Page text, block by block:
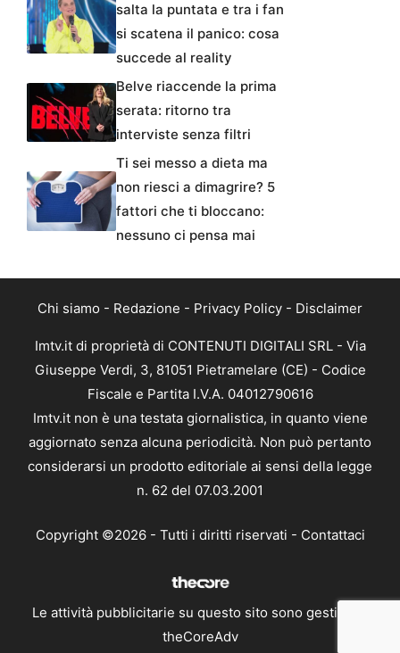
salta la puntata e tra i fan
si scatena il panico: cosa
succede al reality
Belve riaccende la prima
serata: ritorno tra
interviste senza filtri
Ti sei messo a dieta ma
non riesci a dimagrire? 5
fattori che ti bloccano:
nessuno ci pensa mai
Chi siamo - Redazione - Privacy Policy - Disclaimer
Imtv.it di proprietà di CONTENUTI DIGITALI SRL - Via
Giuseppe Verdi, 3, 81051 Pietramelare (CE) - Codice
Fiscale e Partita I.V.A. 04012790616
Imtv.it non è una testata giornalistica, in quanto viene
aggiornato senza alcuna periodicità. Non può pertanto
considerarsi un prodotto editoriale ai sensi della legge
n. 62 del 07.03.2001
Copyright ©2026 - Tutti i diritti riservati - Contattaci
Le attività pubblicitarie su questo sito sono gestite da
theCoreAdv